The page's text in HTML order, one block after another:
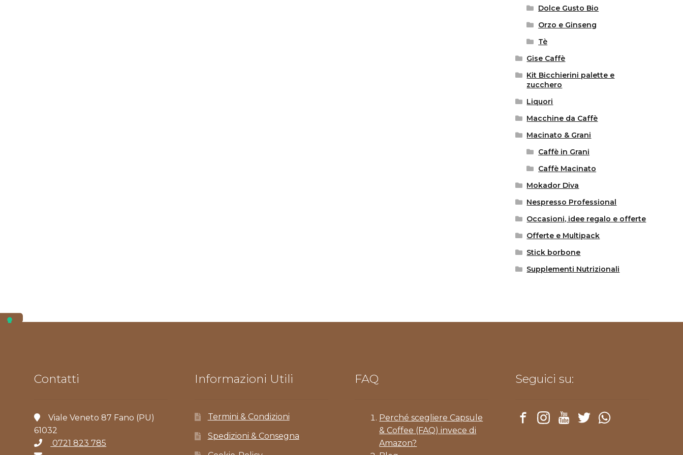
Dolce Gusto Bio
Orzo e Ginseng
Tè
Gise Caffè
Kit Bicchierini palette e
zucchero
Liquori
Macchine da Caffè
Macinato & Grani
Caffè in Grani
Caffè Macinato
Mokador Diva
Nespresso Professional
Occasioni, idee regalo e offerte
Offerte e Multipack
Stick borbone
Supplementi Nutrizionali
Contatti
Viale Veneto 87 Fano (PU)
61032
0721 823 785
Informazioni Utili
Termini & Condizioni
Spedizioni & Consegna
FAQ
Perché scegliere Capsule
& Coffee (FAQ) invece di
Amazon?
Seguici su: